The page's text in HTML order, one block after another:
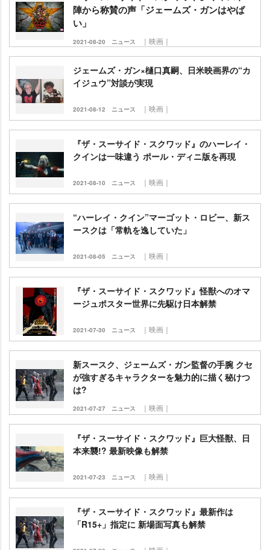
陣から称賛の声「ジェームズ・ガンはやば
い」
2021-08-20 ニュース ｜映画｜
ジェームズ・ガン×樋口真嗣、日米映画界の“カ
イジュウ”対談が実現
2021-08-12 ニュース ｜映画｜
『ザ・スーサイド・スクワッド』のハーレイ・
クインは一味違う ポール・ディニ版を再現
2021-08-10 ニュース ｜映画｜
“ハーレイ・クイン”マーゴット・ロビー、新ス
ースクは「常軌を逸していた」
2021-08-05 ニュース ｜映画｜
『ザ・スーサイド・スクワッド』怪獣へのオマ
ージュポスター世界に先駆け日本解禁
2021-07-30 ニュース ｜映画｜
新スースク、ジェームズ・ガン監督の手腕 クセ
が強すぎるキャラクターを魅力的に描く秘けつ
は?
2021-07-27 ニュース ｜映画｜
『ザ・スーサイド・スクワッド』巨大怪獣、日
本来襲!? 最新映像も解禁
2021-07-23 ニュース ｜映画｜
『ザ・スーサイド・スクワッド』最新作は
「R15+」指定に 新場面写真も解禁